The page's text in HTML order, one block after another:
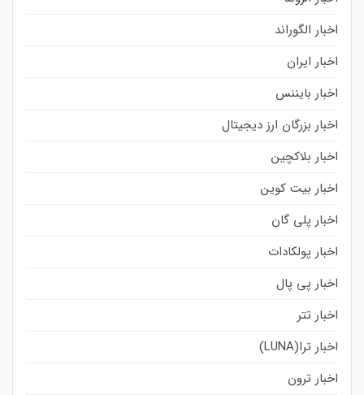
اخبار الگوراند
اخبار ایران
اخبار بایننس
اخبار بزرگان ارز دیجیتال
اخبار بلاکچین
اخبار بیت کوین
اخبار پلی گان
اخبار پولکادات
اخبار پی پال
اخبار تتر
اخبار ترا(LUNA)
اخبار ترون